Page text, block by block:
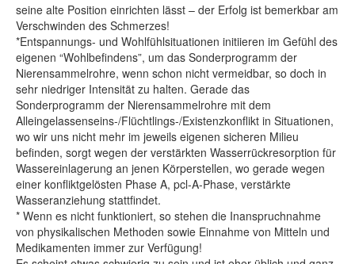
seine alte Position einrichten lässt – der Erfolg ist bemerkbar am
Verschwinden des Schmerzes!
*Entspannungs- und Wohlfühlsituationen initiieren im Gefühl des
eigenen “Wohlbefindens”, um das Sonderprogramm der
Nierensammelrohre, wenn schon nicht vermeidbar, so doch in
sehr niedriger Intensität zu halten. Gerade das
Sonderprogramm der Nierensammelrohre mit dem
Alleingelassenseins-/Flüchtlings-/Existenzkonflikt in Situationen,
wo wir uns nicht mehr im jeweils eigenen sicheren Milieu
befinden, sorgt wegen der verstärkten Wasserrückresorption für
Wassereinlagerung an jenen Körperstellen, wo gerade wegen
einer konfliktgelösten Phase A, pcl-A-Phase, verstärkte
Wasseranziehung stattfindet.
* Wenn es nicht funktioniert, so stehen die Inanspruchnahme
von physikalischen Methoden sowie Einnahme von Mitteln und
Medikamenten immer zur Verfügung!